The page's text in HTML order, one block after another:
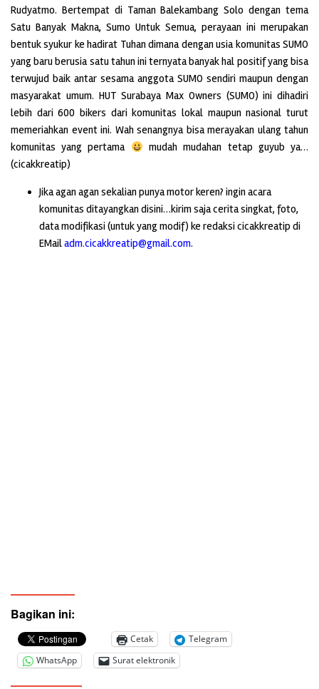
Rudyatmo. Bertempat di Taman Balekambang Solo dengan tema
Satu Banyak Makna, Sumo Untuk Semua, perayaan ini merupakan
bentuk syukur ke hadirat Tuhan dimana dengan usia komunitas SUMO
yang baru berusia satu tahun ini ternyata banyak hal positif yang bisa
terwujud baik antar sesama anggota SUMO sendiri maupun dengan
masyarakat umum. HUT Surabaya Max Owners (SUMO) ini dihadiri
lebih dari 600 bikers dari komunitas lokal maupun nasional turut
memeriahkan event ini. Wah senangnya bisa merayakan ulang tahun
komunitas yang pertama
mudah mudahan tetap guyub ya…
(cicakkreatip)
Jika agan agan sekalian punya motor keren? ingin acara
komunitas ditayangkan disini…kirim saja cerita singkat, foto,
data modifikasi (untuk yang modif) ke redaksi cicakkreatip di
EMailadm.cicakkreatip@gmail.com.
Bagikan ini:
Cetak
Telegram
WhatsApp
Surat elektronik